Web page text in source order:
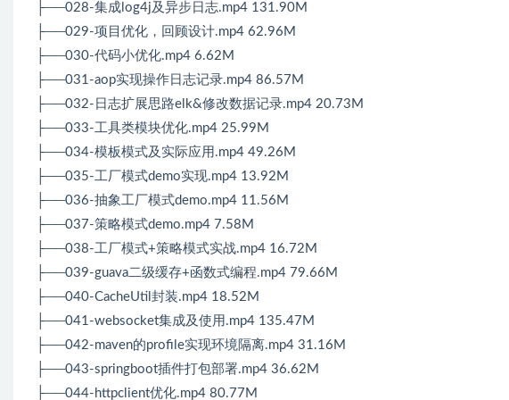
├──028-集成log4j及异步日志.mp4 131.90M
├──029-项目优化，回顾设计.mp4 62.96M
├──030-代码小优化.mp4 6.62M
├──031-aop实现操作日志记录.mp4 86.57M
├──032-日志扩展思路elk&修改数据记录.mp4 20.73M
├──033-工具类模块优化.mp4 25.99M
├──034-模板模式及实际应用.mp4 49.26M
├──035-工厂模式demo实现.mp4 13.92M
├──036-抽象工厂模式demo.mp4 11.56M
├──037-策略模式demo.mp4 7.58M
├──038-工厂模式+策略模式实战.mp4 16.72M
├──039-guava二级缓存+函数式编程.mp4 79.66M
├──040-CacheUtil封装.mp4 18.52M
├──041-websocket集成及使用.mp4 135.47M
├──042-maven的profile实现环境隔离.mp4 31.16M
├──043-springboot插件打包部署.mp4 36.62M
├──044-httpclient优化.mp4 80.77M